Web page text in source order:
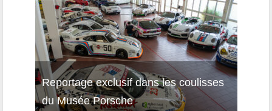
Reportage exclusif dans les coulisses
du Musée Porsche